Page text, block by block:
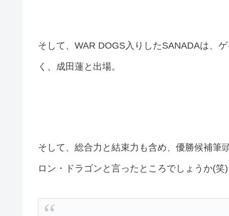
そして、WAR DOGS入りしたSANADAは、
く、成田蓮と出場。
そして、総合力と結束力も含め、優勝候補筆
ロン・ドラゴンと言ったところでしょうか(笑)